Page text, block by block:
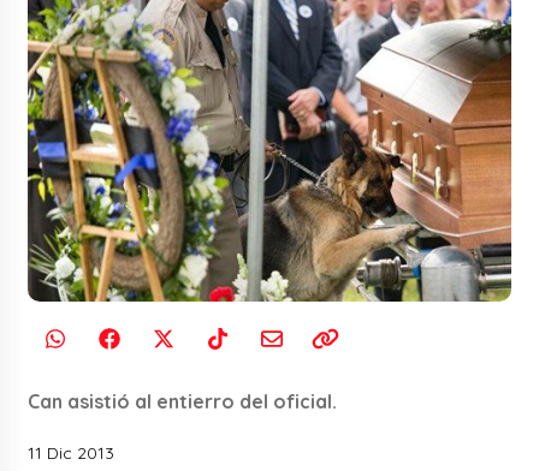
Can asistió al entierro del oficial.
11 Dic 2013